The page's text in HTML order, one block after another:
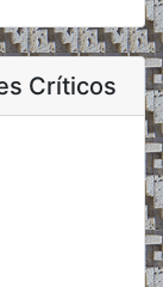
Críticos